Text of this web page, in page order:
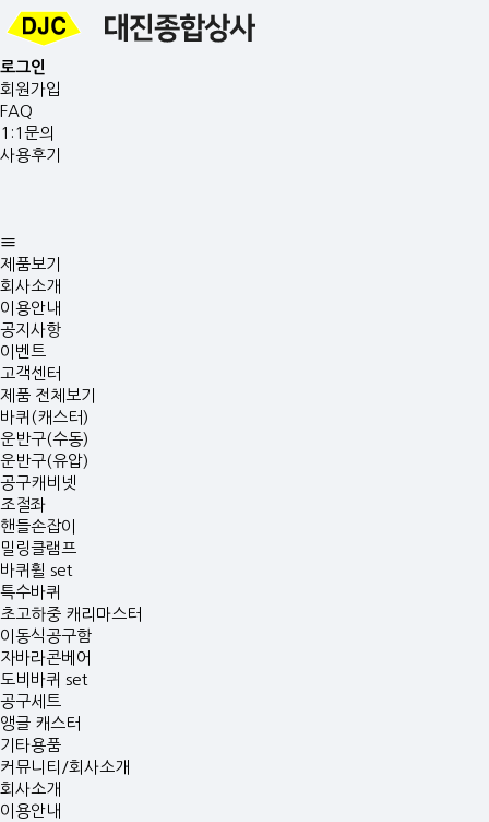
로그인
회원가입
FAQ
1:1문의
사용후기
제품보기
회사소개
이용안내
공지사항
이벤트
고객센터
제품 전체보기
바퀴(캐스터)
운반구(수동)
운반구(유압)
공구캐비넷
조절좌
핸들손잡이
밀링클램프
바퀴휠 set
특수바퀴
초고하중 캐리마스터
이동식공구함
자바라콘베어
도비바퀴 set
공구세트
앵글 캐스터
기타용품
커뮤니티/회사소개
회사소개
이용안내